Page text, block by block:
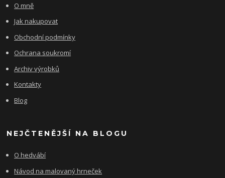
O mně
Jak nakupovat
Obchodní podmínky
Ochrana soukromí
Archiv výrobků
Kontakty
Blog
NEJČTENĚJŠÍ NA BLOGU
O hedvábí
Návod na malovaný hrneček